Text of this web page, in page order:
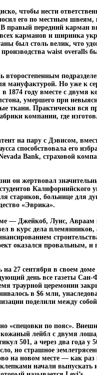
чтобы нести
его по местным швеям,
правый передний карман
карманов и ширинка
был столь велик, что
waist overalls
мануфактурой. Но уже к
1874 году вместе с двумя
умершего при
ткани. Практически вся
компании, где
на пару с Дэвисом,
способствовала его
Bank, страховой
он жертвовал
Калифорнийского
стариков, больнице для
«Эврика».
— Джейкоб, Луис,
в курс дела племянников,
оказался провальным, и
27 сентября в своем
день все газеты
траурной церемонии
в $6 млн,
поделили между собой
по пояс».
кожаный лейбл с двумя
501, а через два года у
но страшное
на новом месте — как раз
начали